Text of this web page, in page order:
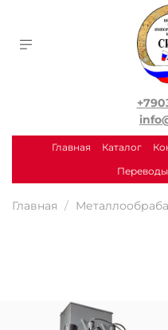
Главная Каталог
Переводы
Главная